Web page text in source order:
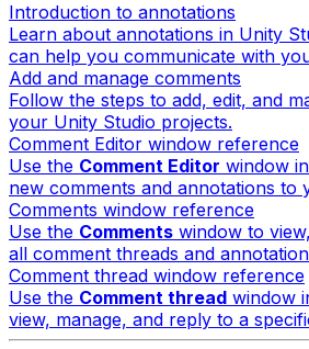
Introduction to annotations
Learn about annotations in Unity
can help you communicate with
Add and manage comments
Follow the steps to add, edit, and
your Unity Studio projects.
Comment Editor window reference
Use the Comment Editor window
new comments and annotations to
Comments window reference
Use the Comments window to
all comment threads and
Comment thread window reference
Use the Comment thread window
view, manage, and reply to a